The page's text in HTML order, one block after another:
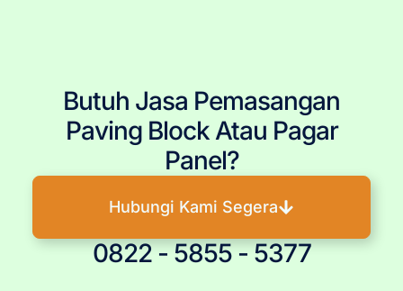
Butuh Jasa Pemasangan
Paving Block Atau Pagar
Panel?
Hubungi Kami Segera
0822 - 5855 - 5377